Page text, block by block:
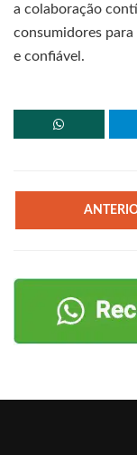
a colaboração
consumidores
e confiável.